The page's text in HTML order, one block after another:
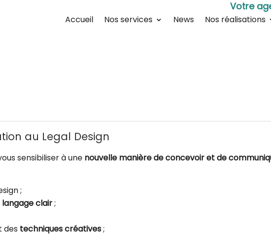
Votre
Accueil Nos services News Nos réalisations
au Legal Design
sensibiliser à une nouvelle manière de concevoir et de
;
langage clair;
des techniques créatives;